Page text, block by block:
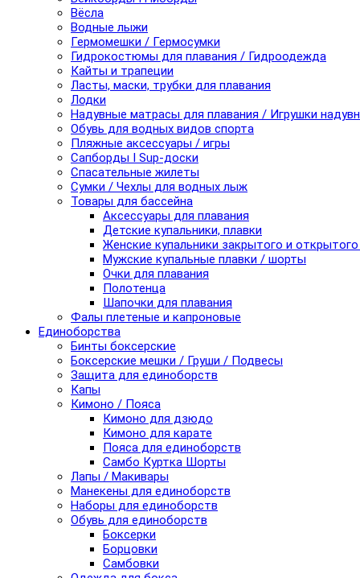
Вёсла
Водные лыжи
Гермомешки / Гермосумки
Гидрокостюмы для плавания / Гидроодежда
Кайты и трапеции
Ласты, маски, трубки для плавания
Лодки
Надувные матрасы для плавания / Игрушки
Обувь для водных видов спорта
Пляжные аксессуары / игры
Сапборды I Sup-доски
Спасательные жилеты
Сумки / Чехлы для водных лыж
Товары для бассейна
Аксессуары для плавания
Детские купальники, плавки
Женские купальники закрытого и
Мужские купальные плавки / шорты
Очки для плавания
Полотенца
Шапочки для плавания
Фалы плетеные и капроновые
Единоборства
Бинты боксерские
Боксерские мешки / Груши / Подвесы
Защита для единоборств
Капы
Кимоно / Пояса
Кимоно для дзюдо
Кимоно для карате
Пояса для единоборств
Самбо Куртка Шорты
Лапы / Макивары
Манекены для единоборств
Наборы для единоборств
Обувь для единоборств
Боксерки
Борцовки
Самбовки